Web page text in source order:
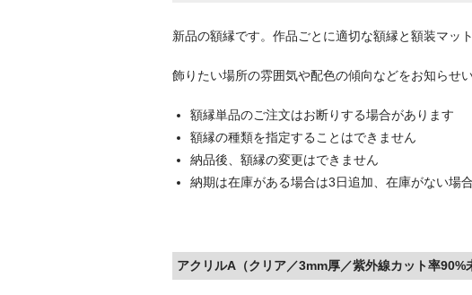
新品の額縁です。作品ごとに適切な額縁と額装マッ
飾りたい場所の雰囲気や配色の傾向などをお知らせ
額縁単品のご注文はお断りする場合があります
額縁の種類を指定することはできません
納品後、額縁の変更はできません
納期は在庫がある場合は3日追加、在庫がない場
アクリルA（クリア／3mm厚／紫外線カット率90%